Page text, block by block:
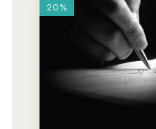
20%